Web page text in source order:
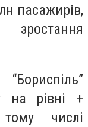
пасажирів,
на рівні +
числі